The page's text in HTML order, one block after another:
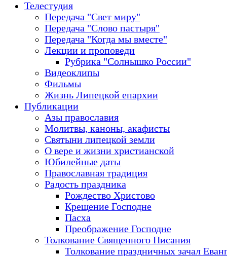
Телестудия
Передача "Свет миру"
Передача "Слово пастыря"
Передача "Когда мы вместе"
Лекции и проповеди
Рубрика "Солнышко России"
Видеоклипы
Фильмы
Жизнь Липецкой епархии
Публикации
Азы православия
Молитвы, каноны, акафисты
Святыни липецкой земли
О вере и жизни христианской
Юбилейные даты
Православная традиция
Радость праздника
Рождество Христово
Крещение Господне
Пасха
Преображение Господне
Толкование Священного Писания
Толкование праздничных зачал